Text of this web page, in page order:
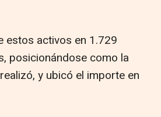
estos activos en 1.729
posicionándose como la
y ubicó el importe en